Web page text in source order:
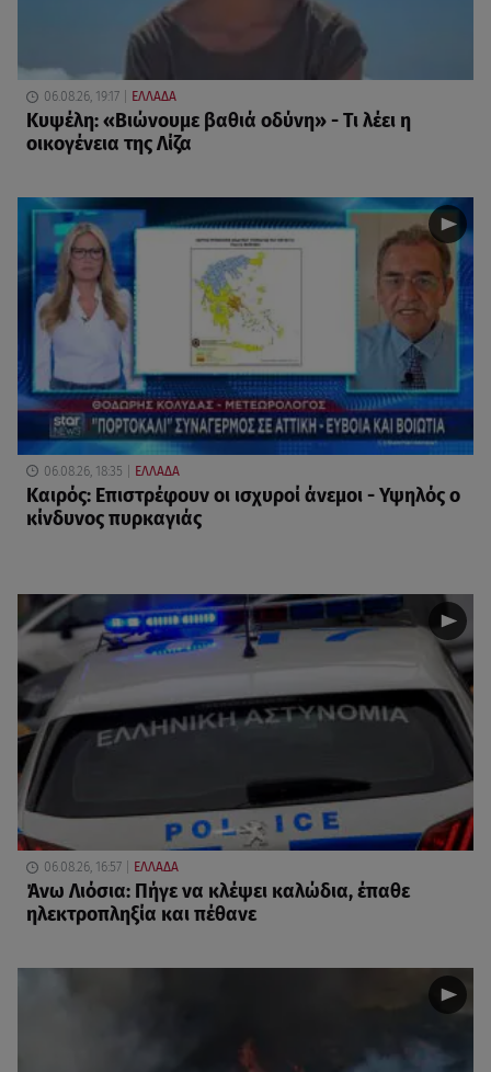
06.08.26, 19:17 ΕΛΛΑΔΑ
Κυψέλη: «Βιώνουμε βαθιά οδύνη» - Τι λέει η
οικογένεια της Λίζα
06.08.26, 18:35 ΕΛΛΑΔΑ
Καιρός: Επιστρέφουν οι ισχυροί άνεμοι - Υψηλός ο
κίνδυνος πυρκαγιάς
06.08.26, 16:57 ΕΛΛΑΔΑ
Άνω Λιόσια: Πήγε να κλέψει καλώδια, έπαθε
ηλεκτροπληξία και πέθανε